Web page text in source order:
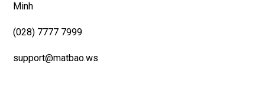
Minh
(028) 7777 7999
support@matbao.ws